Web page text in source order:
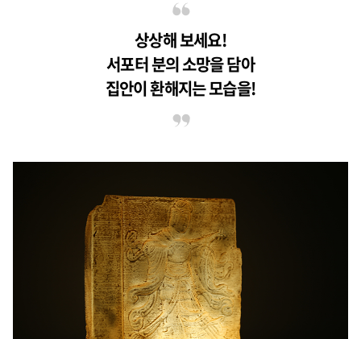
상상해 보세요!
서포터 분의 소망을 담아
집안이 환해지는 모습을!